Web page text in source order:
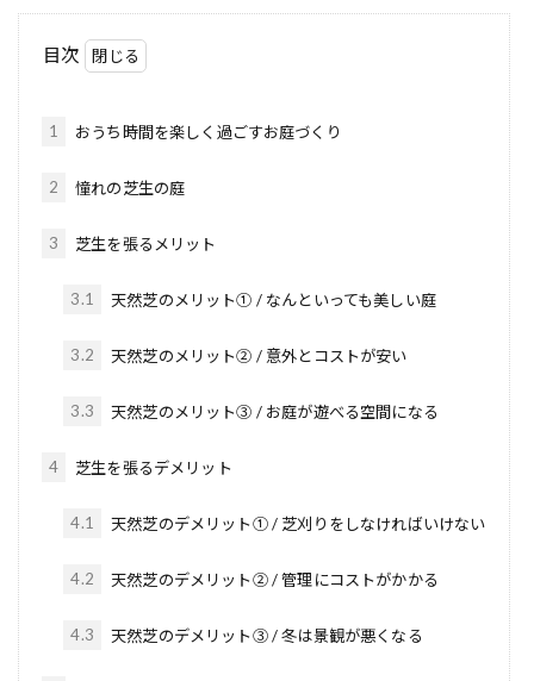
目次
1 おうち時間を楽しく過ごすお庭づくり
2 憧れの芝生の庭
3 芝生を張るメリット
3.1 天然芝のメリット① / なんといっても美しい庭
3.2 天然芝のメリット② / 意外とコストが安い
3.3 天然芝のメリット③ / お庭が遊べる空間になる
4 芝生を張るデメリット
4.1 天然芝のデメリット① / 芝刈りをしなければいけない
4.2 天然芝のデメリット② / 管理にコストがかかる
4.3 天然芝のデメリット③ / 冬は景観が悪くなる